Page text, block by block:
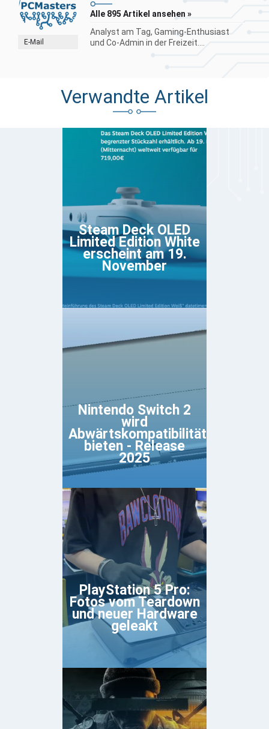
E-Mail
Alle 895 Artikel ansehen »
Analyst am Tag, Gaming-Enthusiast
und Co-Admin in der Freizeit....
Verwandte Artikel
Steam Deck OLED
Limited Edition White
erscheint am 19.
November
Nintendo Switch 2
wird
Abwärtskompatibilität
bieten - Release
2025
PlayStation 5 Pro:
Fotos vom Teardown
und neuer Hardware
geleakt